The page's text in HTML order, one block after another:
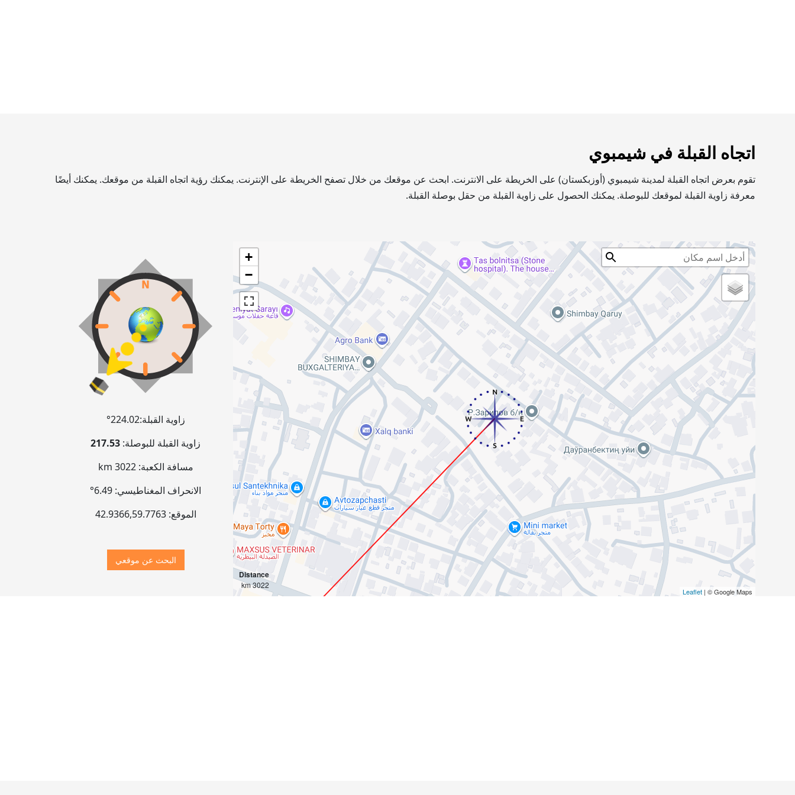
اتجاه القبلة في شيمبوي
تقوم بعرض اتجاه القبلة لمدينة شيمبوي (أوزبكستان) على الخريطة على الانترنت. ابحث عن موقعك من خلال تصفح الخريطة على الإنترنت. يمكنك رؤية اتجاه القبلة من موقعك. يمكنك أيضًا
معرفة زاوية القبلة لموقعك للبوصلة. يمكنك الحصول على زاوية القبلة من حقل بوصلة القبلة.
+
−
Distance
3022 km
Leaflet| © Google Maps
زاوية القبلة:224.02°
زاوية القبلة للبوصلة: 217.53
مسافة الكعبة:3022 km
الانحراف المغناطيسي: 6.49°
الموقع:
42.9366,59.7763
البحث عن موقعي